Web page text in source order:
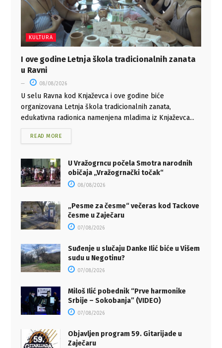
KULTURA
I ove godine Letnja škola tradicionalnih zanata
u Ravni
08/08/2026
U selu Ravna kod Knjaževca i ove godine biće
organizovana Letnja škola tradicionalnih zanata,
edukativna radionica namenjena mladima iz Knjaževca...
READ MORE
U Vražogrncu počela Smotra narodnih
običaja „Vražogrnački točak“
08/08/2026
„Pesme za česme“ večeras kod Tackove
česme u Zaječaru
07/08/2026
Suđenje u slučaju Danke Ilić biće u Višem
sudu u Negotinu?
07/08/2026
Miloš Ilić pobednik “Prve harmonike
Srbije – Sokobanja” (VIDEO)
07/08/2026
Objavljen program 59. Gitarijade u
Zaječaru